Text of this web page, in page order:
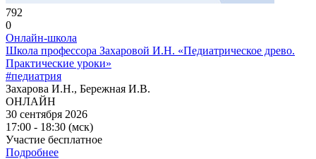
792
0
Онлайн-школа
Школа профессора Захаровой И.Н. «Педиатрическое древо.
Практические уроки»
#педиатрия
Захарова И.Н., Бережная И.В.
ОНЛАЙН
30 сентября 2026
17:00 - 18:30 (мск)
Участие бесплатное
Подробнее